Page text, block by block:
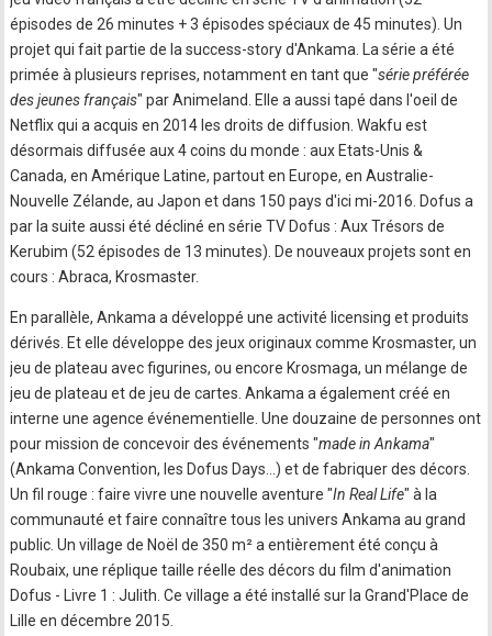
épisodes de 26 minutes + 3 épisodes spéciaux de 45 minutes). Un
projet qui fait partie de la success-story d'Ankama. La série a été
primée à plusieurs reprises, notamment en tant que "série préférée
des jeunes français" par Animeland. Elle a aussi tapé dans l'oeil de
Netflix qui a acquis en 2014 les droits de diffusion. Wakfu est
désormais diffusée aux 4 coins du monde : aux Etats-Unis &
Canada, en Amérique Latine, partout en Europe, en Australie-
Nouvelle Zélande, au Japon et dans 150 pays d'ici mi-2016. Dofus a
par la suite aussi été décliné en série TV Dofus : Aux Trésors de
Kerubim (52 épisodes de 13 minutes). De nouveaux projets sont en
cours : Abraca, Krosmaster.
En parallèle, Ankama a développé une activité licensing et produits
dérivés. Et elle développe des jeux originaux comme Krosmaster, un
jeu de plateau avec figurines, ou encore Krosmaga, un mélange de
jeu de plateau et de jeu de cartes. Ankama a également créé en
interne une agence événementielle. Une douzaine de personnes ont
pour mission de concevoir des événements "made in Ankama"
(Ankama Convention, les Dofus Days…) et de fabriquer des décors.
Un fil rouge : faire vivre une nouvelle aventure "In Real Life" à la
communauté et faire connaître tous les univers Ankama au grand
public. Un village de Noël de 350 m² a entièrement été conçu à
Roubaix, une réplique taille réelle des décors du film d'animation
Dofus - Livre 1 : Julith. Ce village a été installé sur la Grand'Place de
Lille en décembre 2015.